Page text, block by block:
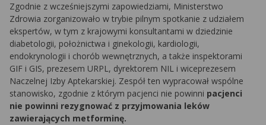
Zgodnie z wcześniejszymi zapowiedziami, Ministerstwo
Zdrowia zorganizowało w trybie pilnym spotkanie z udziałem
ekspertów, w tym z krajowymi konsultantami w dziedzinie
diabetologii, położnictwa i ginekologii, kardiologii,
endokrynologii i chorób wewnętrznych, a także inspektorami
GIF i GIS, prezesem URPL, dyrektorem NIL i wiceprezesem
Naczelnej Izby Aptekarskiej. Zespół ten wypracował wspólne
stanowisko, zgodnie z którym pacjenci nie powinni pacjenci
nie powinni rezygnować z przyjmowania leków
zawierających metforminę.